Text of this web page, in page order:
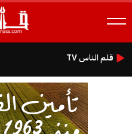
قلم الناس TV